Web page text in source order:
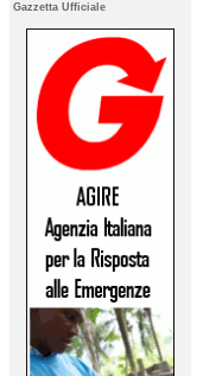
Gazzetta Ufficiale